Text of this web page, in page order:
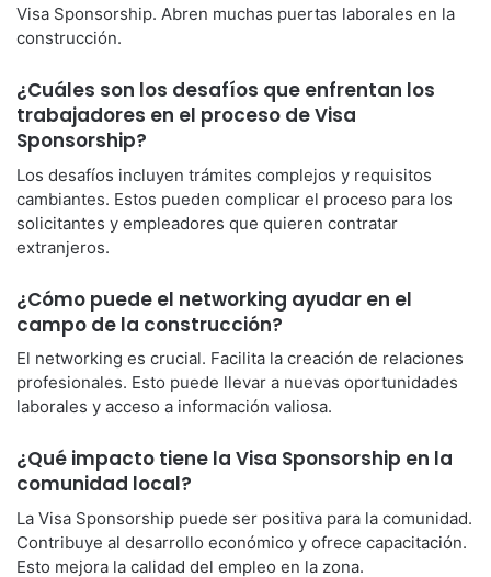
Visa Sponsorship. Abren muchas puertas laborales en la
construcción.
¿Cuáles son los desafíos que enfrentan los
trabajadores en el proceso de Visa
Sponsorship?
Los desafíos incluyen trámites complejos y requisitos
cambiantes. Estos pueden complicar el proceso para los
solicitantes y empleadores que quieren contratar
extranjeros.
¿Cómo puede el networking ayudar en el
campo de la construcción?
El networking es crucial. Facilita la creación de relaciones
profesionales. Esto puede llevar a nuevas oportunidades
laborales y acceso a información valiosa.
¿Qué impacto tiene la Visa Sponsorship en la
comunidad local?
La Visa Sponsorship puede ser positiva para la comunidad.
Contribuye al desarrollo económico y ofrece capacitación.
Esto mejora la calidad del empleo en la zona.